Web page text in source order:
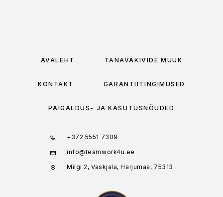
AVALEHT TÄNAVAKIVIDE MÜÜK
KONTAKT GARANTIITINGIMUSED
PAIGALDUS- JA KASUTUSNÕUDED
+372 5551 7309
info@teamwork4u.ee
Milgi 2, Vaskjala, Harjumaa, 75313